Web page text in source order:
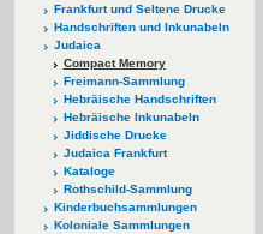
Frankfurt und Seltene Drucke
Handschriften und Inkunabeln
Judaica
Compact Memory
Freimann-Sammlung
Hebräische Handschriften
Hebräische Inkunabeln
Jiddische Drucke
Judaica Frankfurt
Kataloge
Rothschild-Sammlung
Kinderbuchsammlungen
Koloniale Sammlungen